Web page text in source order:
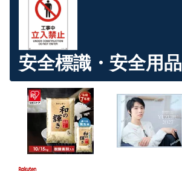
安全標識・安全用品